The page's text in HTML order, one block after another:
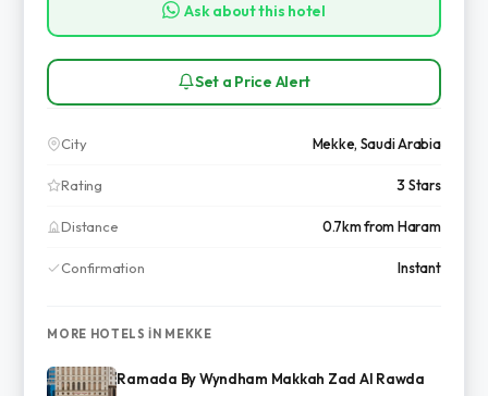
Ask about this hotel
Set a Price Alert
City Mekke, Saudi Arabia
Rating 3 Stars
Distance 0.7km from Haram
Confirmation Instant
MORE HOTELS IN MEKKE
Ramada By Wyndham Makkah Zad Al Rawda